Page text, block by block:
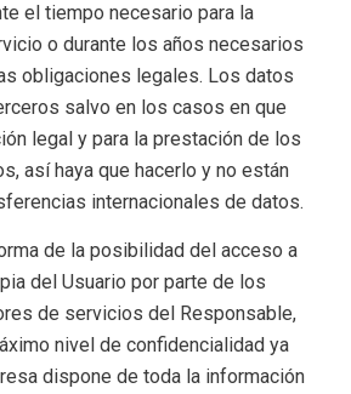
el tiempo necesario para la
o durante los años necesarios
obligaciones legales. Los datos
salvo en los casos en que
legal y para la prestación de los
así haya que hacerlo y no están
internacionales de datos.
de la posibilidad del acceso a
del Usuario por parte de los
de servicios del Responsable,
nivel de confidencialidad ya
dispone de toda la información